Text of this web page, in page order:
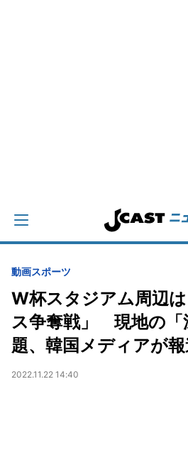
動画スポーツ
W杯スタジアム周辺
ス争奪戦」 現地の「
題、韓国メディアが
2022.11.22 14:40